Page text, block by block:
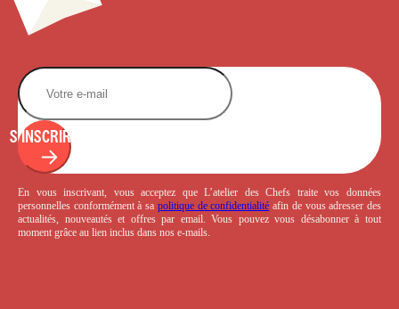
S'INSCRIRE
En vous inscrivant, vous acceptez que L’atelier des Chefs traite vos données
personnelles conformément à sa politique de confidentialité afin de vous adresser des
actualités, nouveautés et offres par email. Vous pouvez vous désabonner à tout
moment grâce au lien inclus dans nos e-mails.